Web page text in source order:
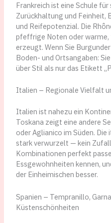
Frankreich ist eine Schule
Zurückhaltung und Feinheit,
und Reifepotenzial. Die
pfeffrige Noten oder
erzeugt. Wenn Sie
Boden- und Ortsangaben:
über Stil als nur das Etikett
Italien – Regionale Vielfalt
Italien ist nahezu ein
Toskana zeigt eine andere
oder Aglianico im Süden.
stark verwurzelt — kein
Kombinationen perfekt
Essgewohnheiten kennen,
der Einheimischen besser.
Spanien – Tempranillo,
Küstenschönheiten